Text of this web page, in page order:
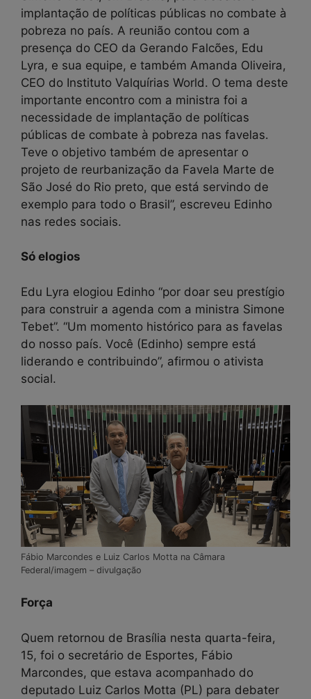
implantação de políticas públicas no combate à
pobreza no país. A reunião contou com a
presença do CEO da Gerando Falcões, Edu
Lyra, e sua equipe, e também Amanda Oliveira,
CEO do Instituto Valquírias World. O tema deste
importante encontro com a ministra foi a
necessidade de implantação de políticas
públicas de combate à pobreza nas favelas.
Teve o objetivo também de apresentar o
projeto de reurbanização da Favela Marte de
São José do Rio preto, que está servindo de
exemplo para todo o Brasil”, escreveu Edinho
nas redes sociais.
Só elogios
Edu Lyra elogiou Edinho “por doar seu prestígio
para construir a agenda com a ministra Simone
Tebet”. “Um momento histórico para as favelas
do nosso país. Você (Edinho) sempre está
liderando e contribuindo”, afirmou o ativista
social.
Fábio Marcondes e Luiz Carlos Motta na Câmara
Federal/imagem – divulgação
Força
Quem retornou de Brasília nesta quarta-feira,
15, foi o secretário de Esportes, Fábio
Marcondes, que estava acompanhado do
deputado Luiz Carlos Motta (PL) para debater